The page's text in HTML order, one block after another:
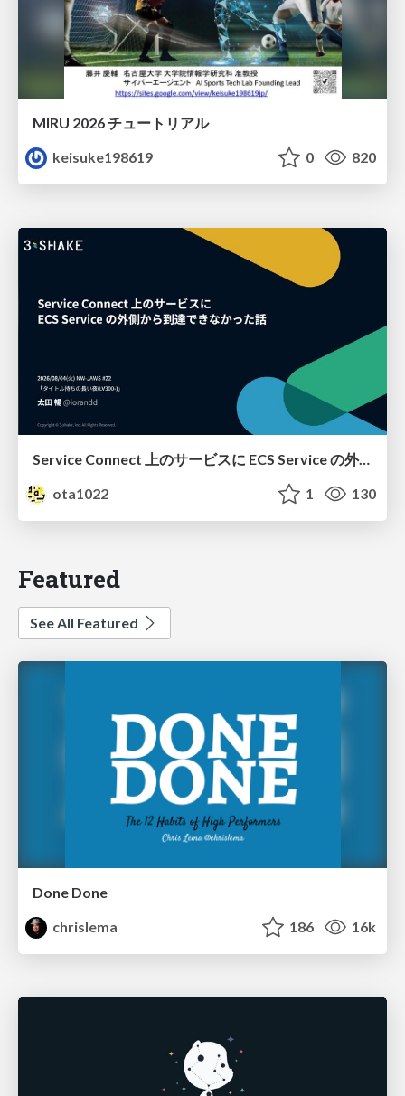
MIRU 2026 チュートリアル
keisuke198619
0 820
Service Connect 上のサービスに ECS Service の外側から到達できなかった話
ota1022
1 130
Featured
See All Featured
Done Done
chrislema
186 16k